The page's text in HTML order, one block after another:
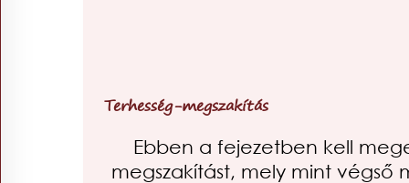
Terhesség-megszakítás
Ebben a fejezetben kell
megszakítást, mely mint végső